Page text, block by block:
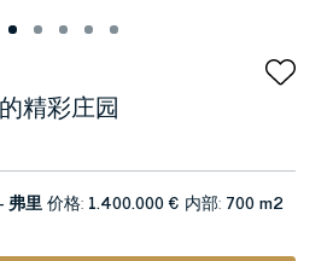
精彩庄园
弗里价格: 1.400.000 € 内部: 700 m2